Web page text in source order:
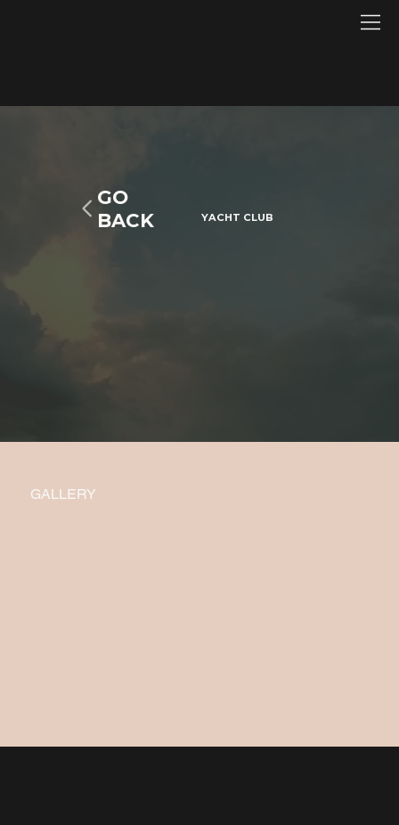
GO
BACK
YACHT CLUB
GALLERY